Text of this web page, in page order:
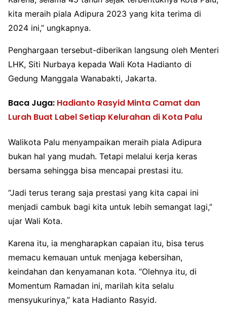
kita meraih piala Adipura 2023 yang kita terima di
2024 ini,” ungkapnya.
Penghargaan tersebut-diberikan langsung oleh Menteri
LHK, Siti Nurbaya kepada Wali Kota Hadianto di
Gedung Manggala Wanabakti, Jakarta.
Baca Juga: Hadianto Rasyid Minta Camat dan
Lurah Buat Label Setiap Kelurahan di Kota Palu
Walikota Palu menyampaikan meraih piala Adipura
bukan hal yang mudah. Tetapi melalui kerja keras
bersama sehingga bisa mencapai prestasi itu.
“Jadi terus terang saja prestasi yang kita capai ini
menjadi cambuk bagi kita untuk lebih semangat lagi,”
ujar Wali Kota.
Karena itu, ia mengharapkan capaian itu, bisa terus
memacu kemauan untuk menjaga kebersihan,
keindahan dan kenyamanan kota. “Olehnya itu, di
Momentum Ramadan ini, marilah kita selalu
mensyukurinya,” kata Hadianto Rasyid.